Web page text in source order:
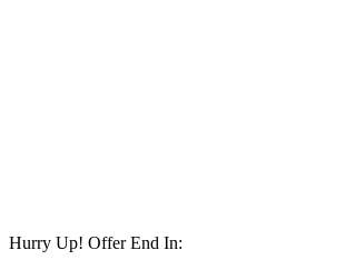
Hurry Up! Offer End In: